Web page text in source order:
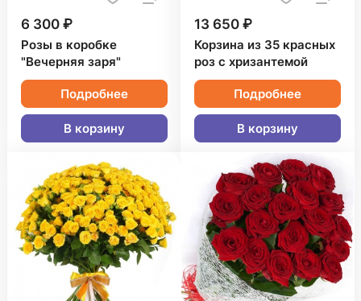
6 300 ₽
Розы в коробке
"Вечерняя заря"
Подробнее
В корзину
13 650 ₽
Корзина из 35 красных
роз с хризантемой
Подробнее
В корзину